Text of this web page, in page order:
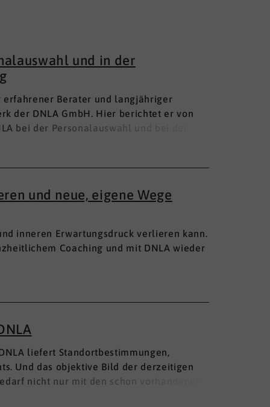
und in der
erfahrener Berater und langjähriger
der DNLA GmbH. Hier berichtet er von
bei der Personalauswahl und bei der
und neue, eigene Wege
inneren Erwartungsdruck verlieren kann.
Coaching und mit DNLA wieder
liefert Standortbestimmungen,
Und das objektive Bild der derzeitigen
nicht nur mit den schon vorhandenen